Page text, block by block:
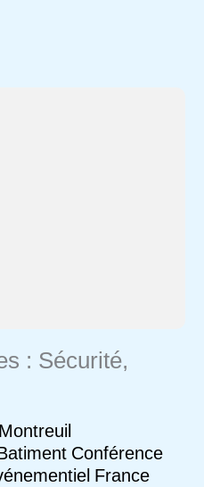
: Sécurité,
Conférence
France